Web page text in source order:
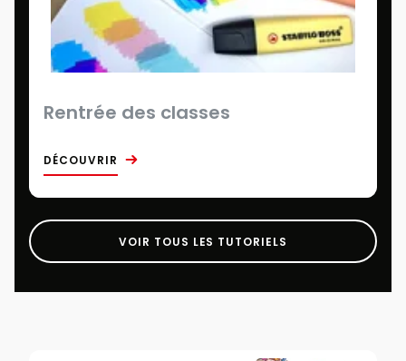
Rentrée des classes
DÉCOUVRIR
VOIR TOUS LES TUTORIELS